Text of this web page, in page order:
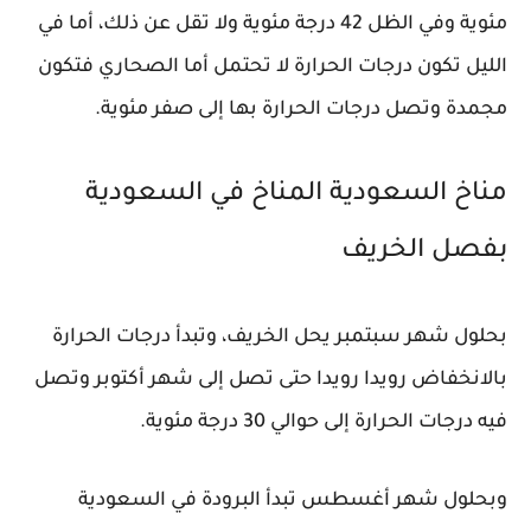
مئوية وفي الظل 42 درجة مئوية ولا تقل عن ذلك، أما في
الليل تكون درجات الحرارة لا تحتمل أما الصحاري فتكون
مجمدة وتصل درجات الحرارة بها إلى صفر مئوية.
مناخ السعودية المناخ في السعودية
بفصل الخريف
بحلول شهر سبتمبر يحل الخريف، وتبدأ درجات الحرارة
بالانخفاض رويدا رويدا حتى تصل إلى شهر أكتوبر وتصل
فيه درجات الحرارة إلى حوالي 30 درجة مئوية.
وبحلول شهر أغسطس تبدأ البرودة في السعودية